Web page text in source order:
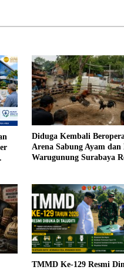
Diduga Kembali
Arena Sabung Ayam dan
Warugunung Surabaya
TMMD Ke-129 Resmi